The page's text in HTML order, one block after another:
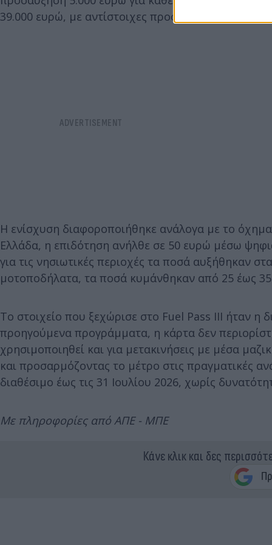
39.000 ευρώ, με αντίστοιχες προσαυξήσεις ανά παιδί.
Η ενίσχυση διαφοροποιήθηκε ανάλογα με το όχημα
Ελλάδα, η επιδότηση ανήλθε σε 50 ευρώ μέσω
για τις νησιωτικές περιοχές τα ποσά αυξήθηκαν
μοτοποδήλατα, τα ποσά κυμάνθηκαν από 25 έως
Το στοιχείο που ξεχώρισε στο Fuel Pass III ήταν η
προηγούμενα προγράμματα, η κάρτα δεν
χρησιμοποιηθεί και για μετακινήσεις με μέσα
και προσαρμόζοντας το μέτρο στις πραγματικές
διαθέσιμο έως τις 31 Ιουλίου 2026, χωρίς
Με πληροφορίες από ΑΠΕ - ΜΠΕ
Κάνε κλικ και δες